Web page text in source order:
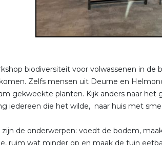
biodiversiteit voor volwassenen in de
Zelfs mensen uit Deurne en
gekweekte planten. Kijk anders naar het
iedereen die het wilde, naar huis met
zijn de onderwerpen: voedt de bodem,
ruim wat minder op en maak de tuin